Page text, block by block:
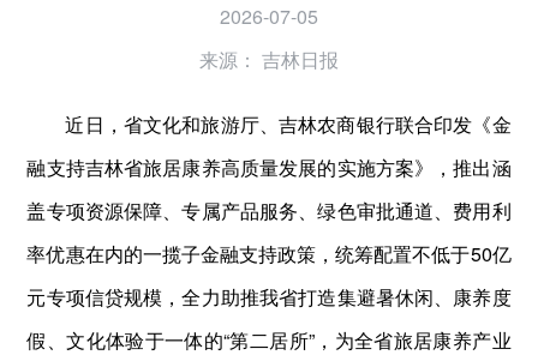
2026-07-05
来源： 吉林日报
近日，省文化和旅游厅、吉林农商银行联合印发《金
融支持吉林省旅居康养高质量发展的实施方案》，推出涵
盖专项资源保障、专属产品服务、绿色审批通道、费用利
率优惠在内的一揽子金融支持政策，统筹配置不低于50亿
元专项信贷规模，全力助推我省打造集避暑休闲、康养度
假、文化体验于一体的“第二居所”，为全省旅居康养产业